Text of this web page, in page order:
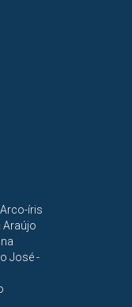
íris
Araújo
José -